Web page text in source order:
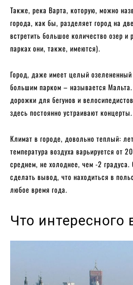
Также, река Варта, которую, можно
города, как бы, разделяет город на
встретить большое количество озер и
парках они, также, имеются).
Город, даже имеет целый
большим парком – называется Мальта.
дорожки для бегунов и
здесь постоянно устраивают концерты.
Климат в городе, довольно теплый:
температура воздуха варьируется от
среднем, не холоднее, чем -2
сделать вывод, что находиться в
любое время года.
Что интересного